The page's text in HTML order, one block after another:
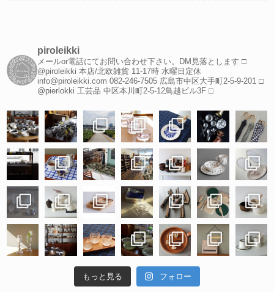
piroleikki
メールor電話にてお問い合わせ下さい。DM見落とします □
@piroleikki 本店/北欧雑貨 11-17時 水曜日定休
info@piroleikki.com 082-246-7505 広島市中区大手町2-5-9-201 □
@pierlokki 工芸品 中区本川町2-5-12鳥越ビル3F □
もっと見る フォロー